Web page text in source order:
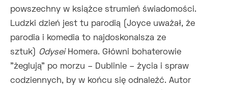
powszechny w książce strumień świadomości.
Ludzki dzień jest tu parodią (Joyce uważał, że
parodia i komedia to najdoskonalsza ze
sztuk)
OdyseiHomera. Główni bohaterowie
"żeglują" po morzu – Dublinie – życia i spraw
codziennych, by w końcu się odnaleźć. Autor